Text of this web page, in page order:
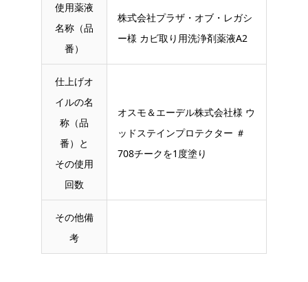
使用薬液
名称（品
番）
株式会社プラザ・オブ・レガシ
ー様 カビ取り用洗浄剤薬液A2
仕上げオ
イルの名
称（品
番）と
その使用
回数
オスモ＆エーデル株式会社様 ウ
ッドステインプロテクター ＃
708チークを1度塗り
その他備
考